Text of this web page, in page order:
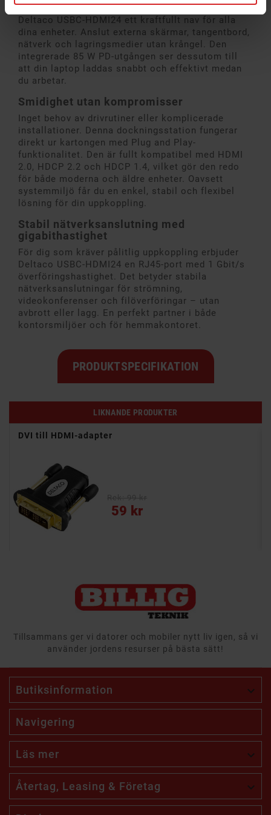
HDMI, två USB-A, SD-kortplats och RJ45 – blir
Deltaco USBC-HDMI24 ett kraftfullt nav för alla
dina enheter. Anslut externa skärmar, tangentbord,
nätverk och lagringsmedier utan krångel. Den
integrerade 85 W PD-utgången ser dessutom till
att din laptop laddas snabbt och effektivt medan
du arbetar.
Smidighet utan kompromisser
Inget behov av drivrutiner eller komplicerade
installationer. Denna dockningsstation fungerar
direkt ur kartongen med Plug and Play-
funktionalitet. Den är fullt kompatibel med HDMI
2.0, HDCP 2.2 och HDCP 1.4, vilket gör den redo
för både moderna och äldre enheter. Oavsett
systemmiljö får du en enkel, stabil och flexibel
lösning för din uppkoppling.
Stabil nätverksanslutning med
gigabithastighet
För dig som kräver pålitlig uppkoppling erbjuder
Deltaco USBC-HDMI24 en RJ45-port med 1 Gbit/s
överföringshastighet. Det betyder stabila
nätverksanslutningar för strömning,
videokonferenser och filöverföringar – utan
avbrott eller lagg. En perfekt partner i både
kontorsmiljöer och för hemmakontoret.
PRODUKTSPECIFIKATION
LIKNANDE PRODUKTER
DVI till HDMI-adapter
59 kr
Pris
Tillsammans ger vi datorer och mobiler nytt liv igen, så vi
använder jordens resurser på bästa sätt!
Butiksinformation 
Navigering
Läs mer 
Återtag, Leasing & Företag 